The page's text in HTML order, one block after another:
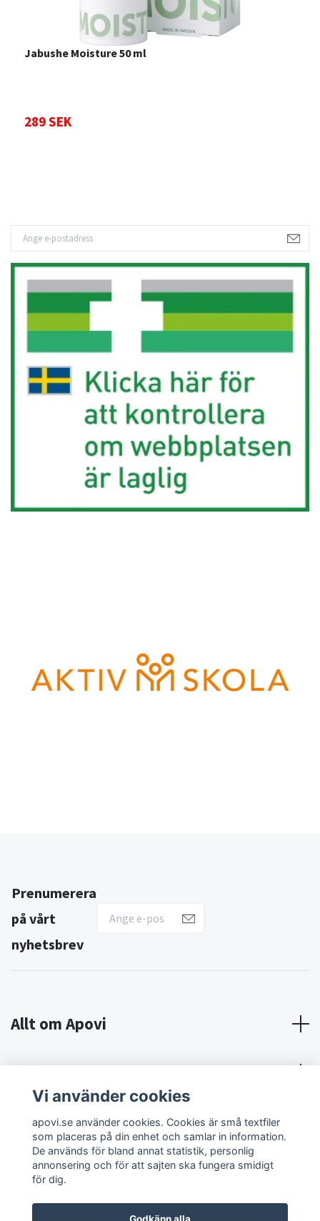
Jabushe Moisture 50 ml
289 SEK
Prenumerera
på vårt
nyhetsbrev
Allt om Apovi
Om Apovi
Sociala medier
Vi använder cookies
apovi.se använder cookies. Cookies är små textfiler
som placeras på din enhet och samlar in information.
De används för bland annat statistik, personlig
annonsering och för att sajten ska fungera smidigt
för dig.
Godkänn alla